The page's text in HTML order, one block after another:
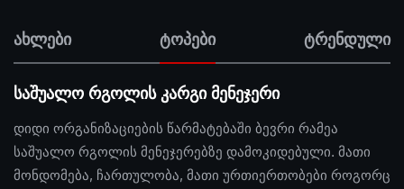
ახლები ტოპები ტრენდული
საშუალო რგოლის კარგი მენეჯერი
დიდი ორგანიზაციების წარმატებაში ბევრი რამეა
საშუალო რგოლის მენეჯერებზე დამოკიდებული. მათი
მონდომება, ჩართულობა, მათი ურთიერთობები როგორც